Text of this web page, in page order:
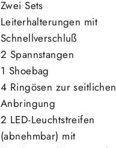
Zwei Sets
Leiterhalterungen mit
Schnellverschluß
2 Spannstangen
1 Shoebag
4 Ringösen zur seitlichen
Anbringung
2 LED-Leuchtstreifen
(abnehmbar) mit